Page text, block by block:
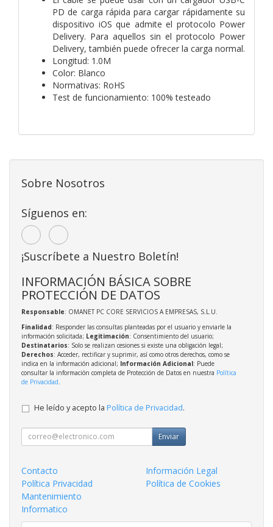
PD de carga rápida para cargar rápidamente su
dispositivo iOS que admite el protocolo Power
Delivery. Para aquellos sin el protocolo Power
Delivery, también puede ofrecer la carga normal.
Longitud: 1.0M
Color: Blanco
Normativas: RoHS
Test de funcionamiento: 100% testeado
Sobre Nosotros
Síguenos en:
¡Suscríbete a Nuestro Boletín!
INFORMACIÓN BÁSICA SOBRE
PROTECCIÓN DE DATOS
Responsable: OMANET PC CORE SERVICIOS A EMPRESAS, S.L.U.
Finalidad: Responder las consultas planteadas por el usuario y enviarle la
información solicitada; Legitimación: Consentimiento del usuario;
Destinatarios: Solo se realizan cesiones si existe una obligación legal;
Derechos: Acceder, rectificar y suprimir, así como otros derechos, como se
indica en la información adicional; Información Adicional: Puede
consultar la información completa de Protección de Datos en nuestra Política
de Privacidad
He leído y acepto la Política de Privacidad.
Enviar
Contacto
Información Legal
Política Privacidad
Política de Cookies
Mantenimiento
Informatico